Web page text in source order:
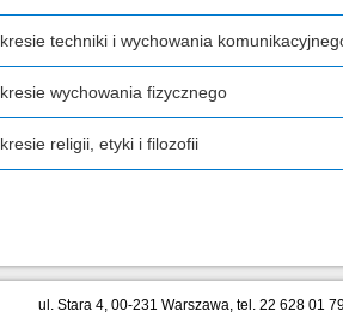
techniki i wychowania
wychowania fizycznego
religii, etyki i filozofii
ul. Stara 4, 00-231 Warszawa, tel. 22 628 01